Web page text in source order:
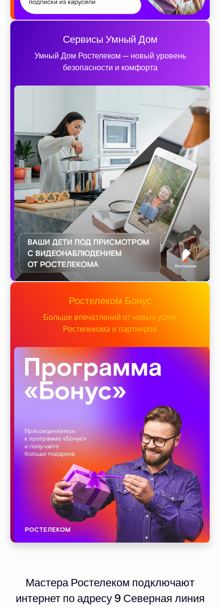
Сервисы Умный Дом
Умный Дом Ростелеком — новый уровень
безопасности и комфорта
Ростелеком Бонус
Больше впечатлений от новых услуг
Ростелекома и партнеров
Мастера Ростелеком подключают
интернет по адресу 9 Северная линия